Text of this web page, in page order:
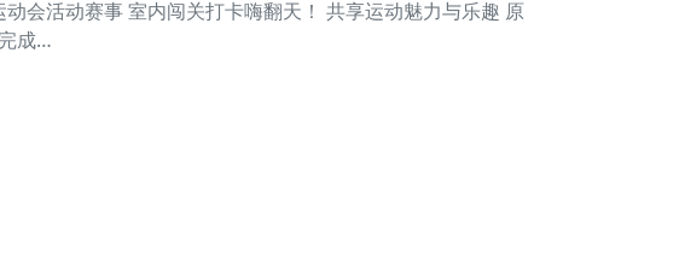
会活动赛事 室内闯关打卡嗨翻天！ 共享运动魅力与乐趣 原
成…